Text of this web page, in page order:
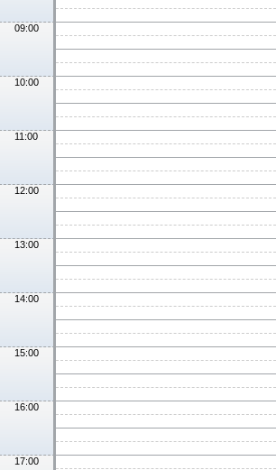
09:00
10:00
11:00
12:00
13:00
14:00
15:00
16:00
17:00